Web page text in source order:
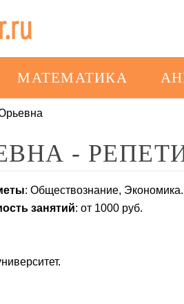
МАТЕМАТИКА
-
: Обществознание, Экономика.
занятий: от 1000 руб.